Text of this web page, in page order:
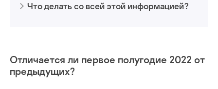
Что делать со всей этой информацией?
Отличается ли первое полугодие 2022 от
предыдущих?